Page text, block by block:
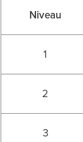
Niveau
1
2
3